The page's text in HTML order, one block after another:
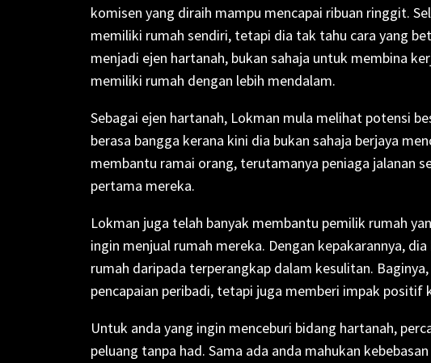
komisen yang diraih mampu mencapai ribuan ringgit.
memiliki rumah sendiri, tetapi dia tak tahu cara yang
menjadi ejen hartanah, bukan sahaja untuk membina
memiliki rumah dengan lebih mendalam.
Sebagai ejen hartanah, Lokman mula melihat potensi
berasa bangga kerana kini dia bukan sahaja berjaya
membantu ramai orang, terutamanya peniaga jalanan
pertama mereka.
Lokman juga telah banyak membantu pemilik rumah
ingin menjual rumah mereka. Dengan kepakarannya,
rumah daripada terperangkap dalam kesulitan.
pencapaian peribadi, tetapi juga memberi impak positif
Untuk anda yang ingin menceburi bidang hartanah,
peluang tanpa had. Sama ada anda mahukan